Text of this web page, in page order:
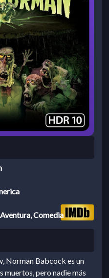
Comedia
Norman Babcock es un
muertos, pero nadie más